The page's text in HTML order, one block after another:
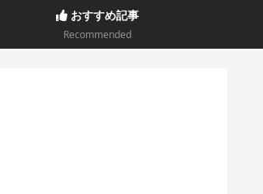
おすすめ記事
Recommended